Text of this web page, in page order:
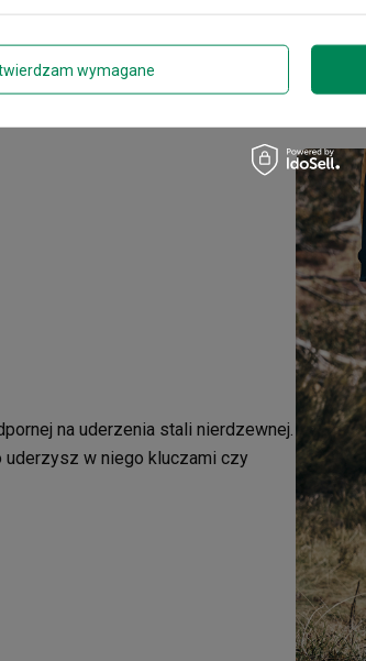
na uderzenia stali nierdzewnej.
w niego kluczami czy
wymagane